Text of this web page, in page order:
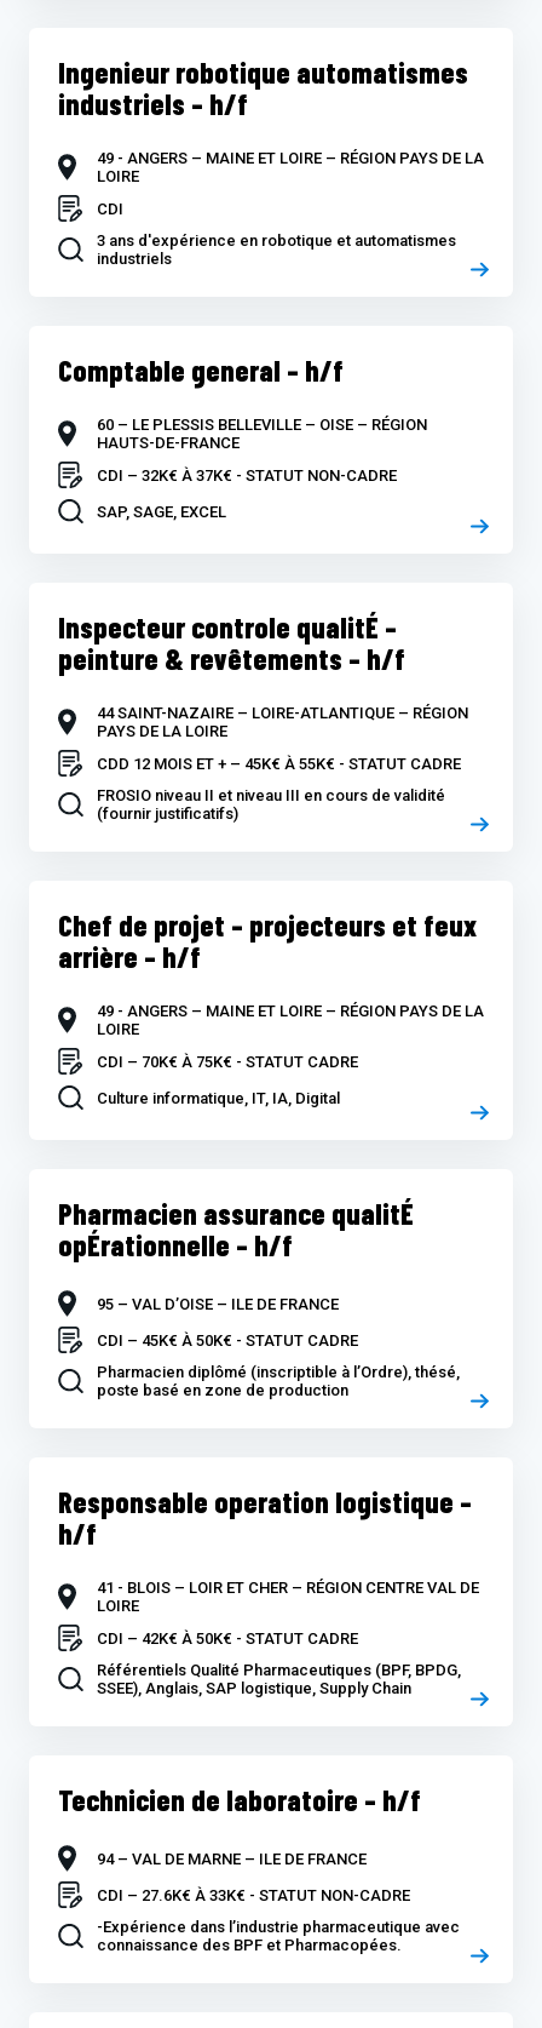
Ingenieur robotique automatismes
industriels – h/f
49 - ANGERS – MAINE ET LOIRE – RÉGION PAYS DE LA
LOIRE
CDI
3 ans d'expérience en robotique et automatismes
industriels
Comptable general – h/f
60 – LE PLESSIS BELLEVILLE – OISE – RÉGION
HAUTS-DE-FRANCE
CDI – 32K€ À 37K€ - STATUT NON-CADRE
SAP, SAGE, EXCEL
Inspecteur controle qualitÉ –
peinture & revêtements – h/f
44 SAINT-NAZAIRE – LOIRE-ATLANTIQUE – RÉGION
PAYS DE LA LOIRE
CDD 12 MOIS ET + – 45K€ À 55K€ - STATUT CADRE
FROSIO niveau II et niveau III en cours de validité
(fournir justificatifs)
Chef de projet – projecteurs et feux
arrière – h/f
49 - ANGERS – MAINE ET LOIRE – RÉGION PAYS DE LA
LOIRE
CDI – 70K€ À 75K€ - STATUT CADRE
Culture informatique, IT, IA, Digital
Pharmacien assurance qualitÉ
opÉrationnelle – h/f
95 – VAL D’OISE – ILE DE FRANCE
CDI – 45K€ À 50K€ - STATUT CADRE
Pharmacien diplômé (inscriptible à l’Ordre), thésé,
poste basé en zone de production
Responsable operation logistique –
h/f
41 - BLOIS – LOIR ET CHER – RÉGION CENTRE VAL DE
LOIRE
CDI – 42K€ À 50K€ - STATUT CADRE
Référentiels Qualité Pharmaceutiques (BPF, BPDG,
SSEE), Anglais, SAP logistique, Supply Chain
Technicien de laboratoire – h/f
94 – VAL DE MARNE – ILE DE FRANCE
CDI – 27.6K€ À 33K€ - STATUT NON-CADRE
-Expérience dans l’industrie pharmaceutique avec
connaissance des BPF et Pharmacopées.